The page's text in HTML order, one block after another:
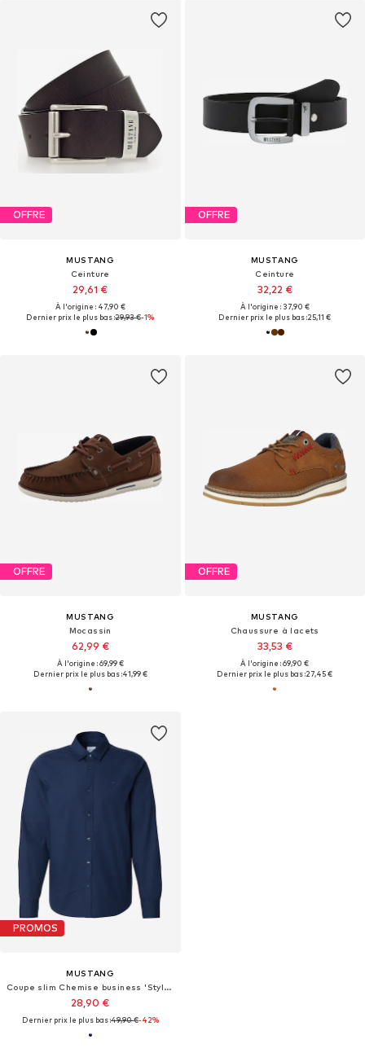
OFFRE
MUSTANG
Ceinture
29,61 €
À l'origine : 47,90 €
Dernier prix le plus bas :29,93 €-1%
OFFRE
MUSTANG
Ceinture
32,22 €
À l'origine : 37,90 €
Dernier prix le plus bas :25,11 €
OFFRE
MUSTANG
Mocassin
62,99 €
À l'origine : 69,99 €
Dernier prix le plus bas :41,99 €
OFFRE
MUSTANG
Chaussure à lacets
33,53 €
À l'origine : 69,90 €
Dernier prix le plus bas :27,45 €
PROMOS
MUSTANG
Coupe slim Chemise business 'Style Canton'
28,90 €
Dernier prix le plus bas :49,90 €-42%